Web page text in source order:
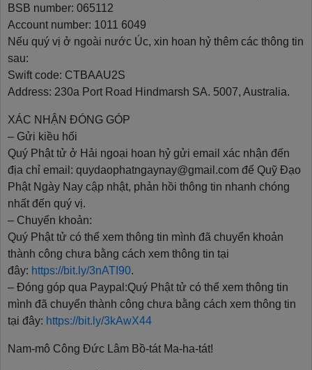
BSB number: 065112
Account number: 1011 6049
Nếu quý vị ở ngoài nước Úc, xin hoan hỷ thêm các thông tin
sau:
Swift code: CTBAAU2S
Address: 230a Port Road Hindmarsh SA. 5007, Australia.
XÁC NHẬN ĐÓNG GÓP
– Gửi kiều hối
Quý Phật tử ở Hải ngoại hoan hỷ gửi email xác nhận đến
địa chỉ email: quydaophatngaynay@gmail.com để Quỹ Đạo
Phật Ngày Nay cập nhật, phản hồi thông tin nhanh chóng
nhất đến quý vị.
– Chuyển khoản:
Quý Phật tử có thể xem thông tin mình đã chuyển khoản
thành công chưa bằng cách xem thông tin tại
đây: https://bit.ly/3nATI90.
– Đóng góp qua Paypal:Quý Phật tử có thể xem thông tin
mình đã chuyển thành công chưa bằng cách xem thông tin
tại đây: https://bit.ly/3kAwX44
Nam-mô Công Đức Lâm Bồ-tát Ma-ha-tát!